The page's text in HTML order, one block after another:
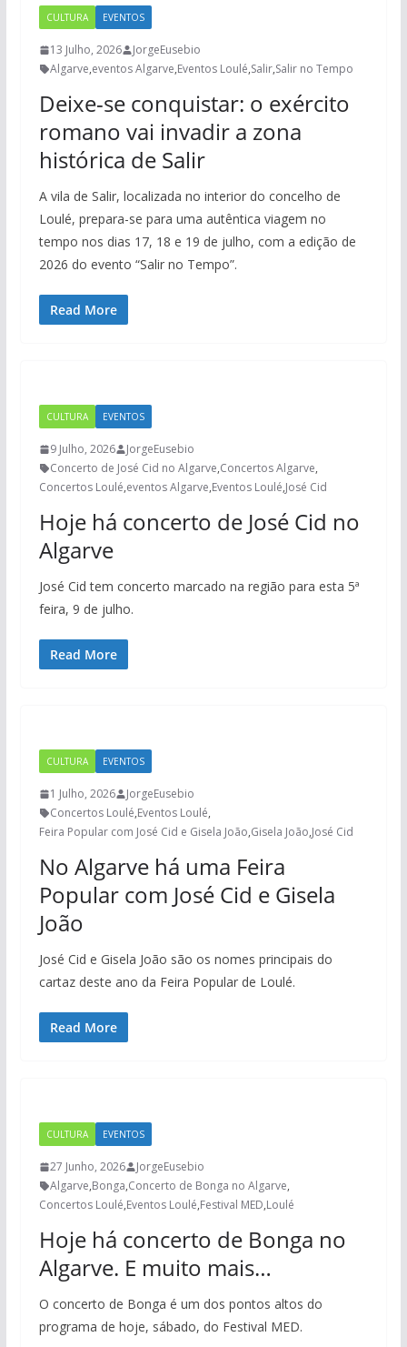
CULTURA EVENTOS
13 Julho, 2026
JorgeEusebio
Algarve,eventos Algarve,Eventos Loulé,Salir,Salir no Tempo
Deixe-se conquistar: o exército
romano vai invadir a zona
histórica de Salir
A vila de Salir, localizada no interior do concelho de
Loulé, prepara-se para uma autêntica viagem no
tempo nos dias 17, 18 e 19 de julho, com a edição de
2026 do evento “Salir no Tempo”.
Read More
CULTURA EVENTOS
9 Julho, 2026
JorgeEusebio
Concerto de José Cid no Algarve,Concertos Algarve,
Concertos Loulé,eventos Algarve,Eventos Loulé,José Cid
Hoje há concerto de José Cid no
Algarve
José Cid tem concerto marcado na região para esta 5ª
feira, 9 de julho.
Read More
CULTURA EVENTOS
1 Julho, 2026
JorgeEusebio
Concertos Loulé,Eventos Loulé,
Feira Popular com José Cid e Gisela João,Gisela João,José Cid
No Algarve há uma Feira
Popular com José Cid e Gisela
João
José Cid e Gisela João são os nomes principais do
cartaz deste ano da Feira Popular de Loulé.
Read More
CULTURA EVENTOS
27 Junho, 2026
JorgeEusebio
Algarve,Bonga,Concerto de Bonga no Algarve,
Concertos Loulé,Eventos Loulé,Festival MED,Loulé
Hoje há concerto de Bonga no
Algarve. E muito mais…
O concerto de Bonga é um dos pontos altos do
programa de hoje, sábado, do Festival MED.